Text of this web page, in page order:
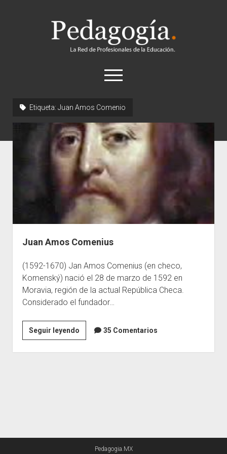
Pedagogía
abrir
el
Historia
Concepto
Entrevistas
Destacados
Biografías
Recursos
General
Escuelas
Etiqueta: Juan Amos Comenio
Juan Amos Comenius
(1592-1670) Jan Amos Comenius (en checo,
Komenský) nació el 28 de marzo de 1592 en
Moravia, región de la actual República Checa.
Considerado el fundador…
Seguir leyendoJuan
Amos
Comenius
35 Comentarios
Pedagogia.MX